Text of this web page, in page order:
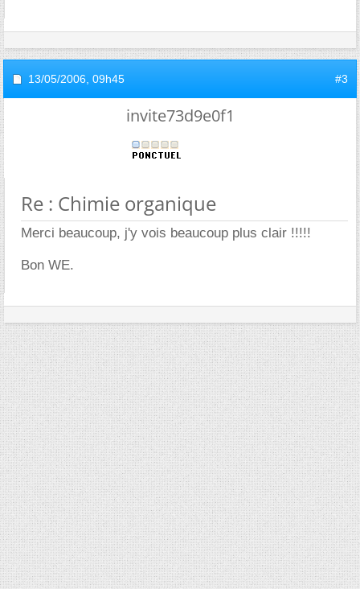
13/05/2006, 09h45 #3
invite73d9e0f1
Re : Chimie organique
Merci beaucoup, j'y vois beaucoup plus clair !!!!!
Bon WE.